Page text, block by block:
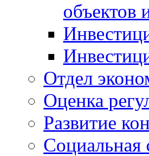
объектов
Отдел
Оценка
Развитие
Социальная